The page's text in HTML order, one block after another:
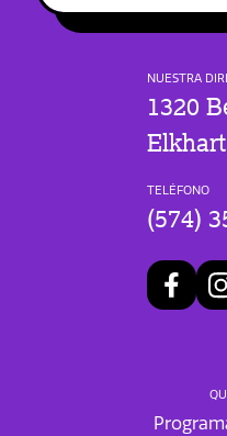
NUESTRA
1320
TELÉFONO
(574)